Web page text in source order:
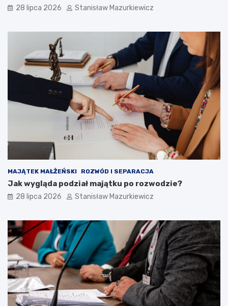
28 lipca 2026 Stanisław Mazurkiewicz
MAJĄTEK MAŁŻEŃSKI ROZWÓD I SEPARACJA
Jak wygląda podział majątku po rozwodzie?
28 lipca 2026 Stanisław Mazurkiewicz